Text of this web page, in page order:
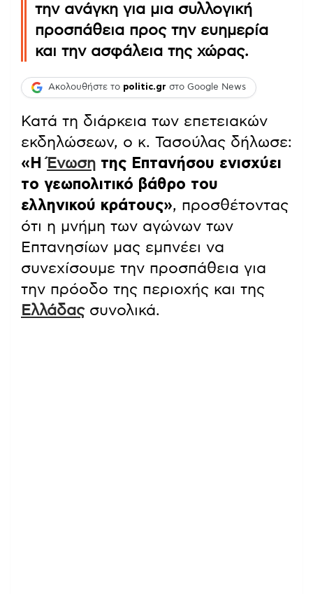
την ανάγκη για μια συλλογική
προσπάθεια προς την ευημερία
και την ασφάλεια της χώρας.
Ακολουθήστε το politic.gr στο Google News
Κατά τη διάρκεια των επετειακών
εκδηλώσεων, ο κ. Τασούλας δήλωσε:
«ΗΈνωση της Επτανήσου ενισχύει
το γεωπολιτικό βάθρο του
ελληνικού κράτους», προσθέτοντας
ότι η μνήμη των αγώνων των
Επτανησίων μας εμπνέει να
συνεχίσουμε την προσπάθεια για
την πρόοδο της περιοχής και της
Ελλάδαςσυνολικά.